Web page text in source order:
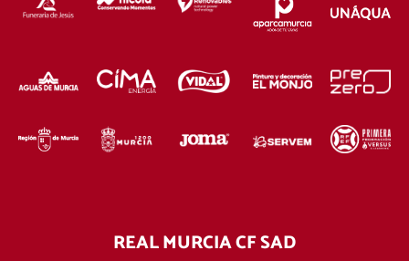
REAL MURCIA CF SAD